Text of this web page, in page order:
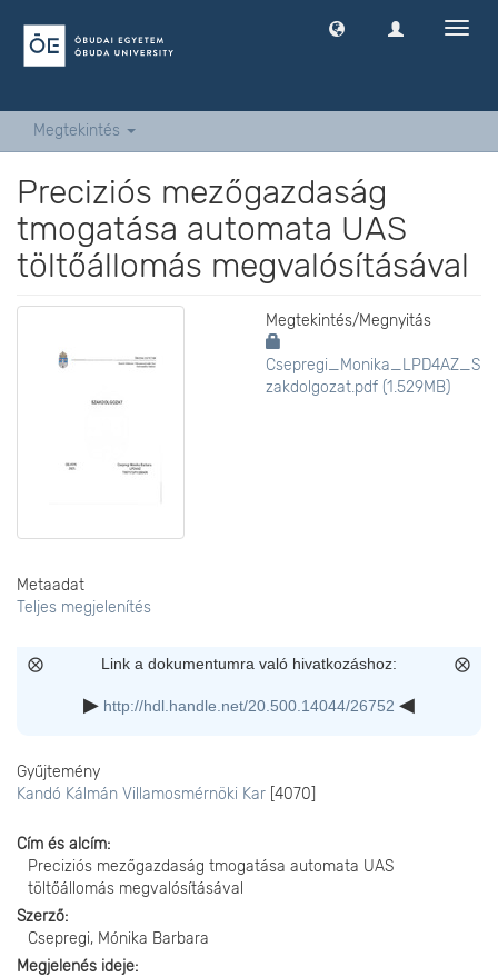
Megtekintés
Preciziós mezőgazdaság
tmogatása automata UAS
töltőállomás megvalósításával
Megtekintés/Megnyitás
Csepregi_Monika_LPD4AZ_S
zakdolgozat.pdf (1.529MB)
Metaadat
Teljes megjelenítés
Link a dokumentumra való hivatkozáshoz:
http://hdl.handle.net/20.500.14044/26752
Gyűjtemény
Kandó Kálmán Villamosmérnöki Kar [4070]
Cím és alcím
Preciziós mezőgazdaság tmogatása automata UAS
töltőállomás megvalósításával
Szerző
Csepregi, Mónika Barbara
Megjelenés ideje